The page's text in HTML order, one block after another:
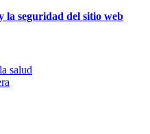
la seguridad del sitio web
salud